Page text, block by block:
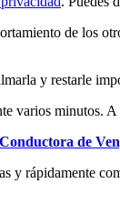
de los
y restarle
varios minutos.
de
y rápidamente